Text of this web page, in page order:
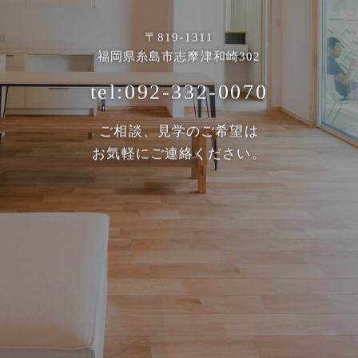
〒819-1311
福岡県糸島市志摩津和崎302
tel:092-332-0070
ご相談、見学のご希望は
お気軽にご連絡ください。